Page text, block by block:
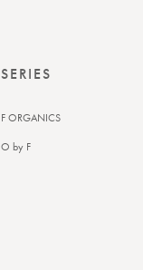
SERIES
F ORGANICS
O by F